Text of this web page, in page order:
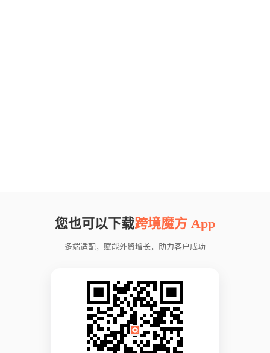
您也可以下载跨境魔方 App
多端适配，赋能外贸增长，助力客户成功